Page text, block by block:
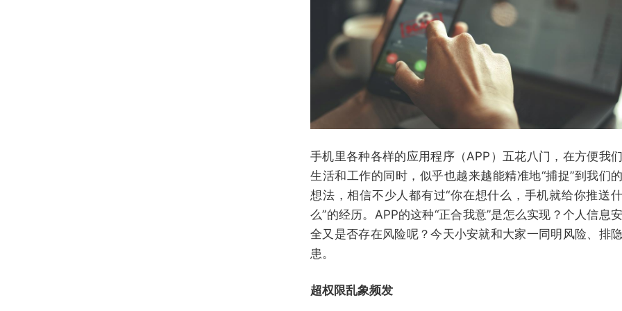
手机里各种各样的应用程序（APP）五花八门，在方便我们
生活和工作的同时，似乎也越来越能精准地“捕捉”到我们的
想法，相信不少人都有过“你在想什么，手机就给你推送什
么”的经历。APP的这种“正合我意”是怎么实现？个人信息安
全又是否存在风险呢？今天小安就和大家一同明风险、排隐
患。
超权限乱象频发